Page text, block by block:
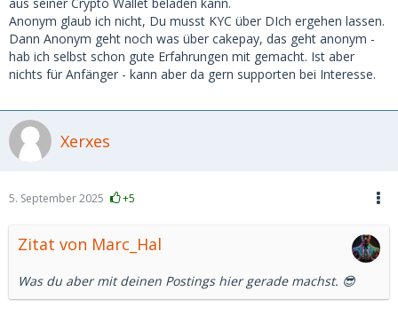
Anonym glaub ich nicht, Du musst KYC über DIch ergehen lassen.
Dann Anonym geht noch was über cakepay, das geht anonym -
hab ich selbst schon gute Erfahrungen mit gemacht. Ist aber
nichts für Anfänger - kann aber da gern supporten bei Interesse.
Xerxes
5. September 2025 +5
Zitat von Marc_Hal
Was du aber mit deinen Postings hier gerade machst. 😎